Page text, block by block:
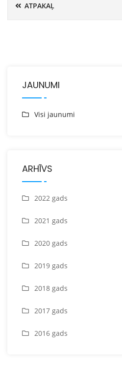
ATPAKAĻ
JAUNUMI
Visi jaunumi
ARHĪVS
2022 gads
2021 gads
2020 gads
2019 gads
2018 gads
2017 gads
2016 gads